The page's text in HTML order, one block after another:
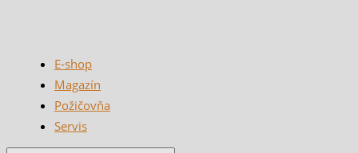
E-shop
Magazín
Požičovňa
Servis